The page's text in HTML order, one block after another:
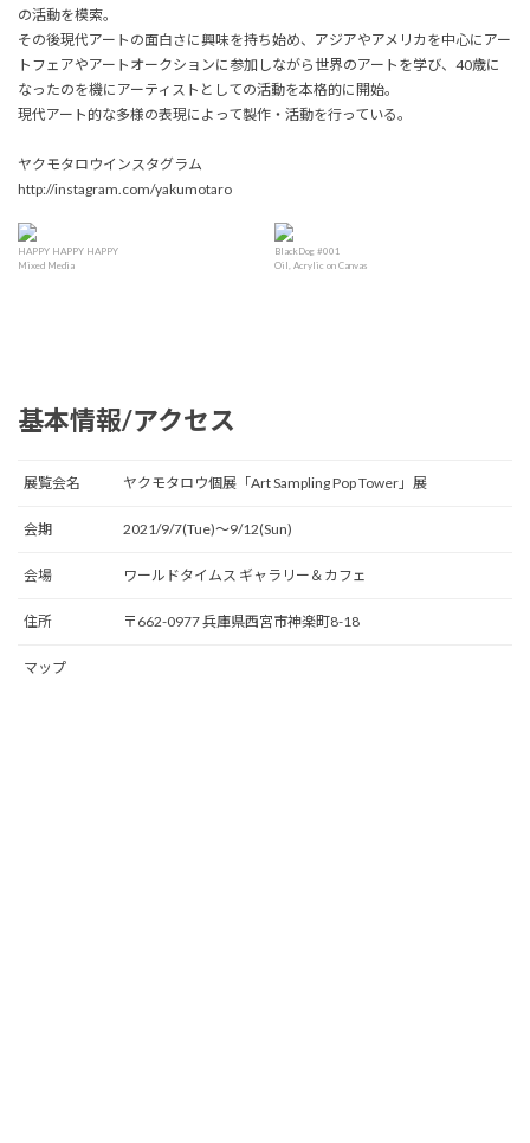
の活動を模索。
その後現代アートの面白さに興味を持ち始め、アジアやアメリカを中心にアー
トフェアやアートオークションに参加しながら世界のアートを学び、40歳に
なったのを機にアーティストとしての活動を本格的に開始。
現代アート的な多様の表現によって製作・活動を行っている。
ヤクモタロウインスタグラム
http://instagram.com/yakumotaro
HAPPY HAPPY HAPPY
Mixed Media
BlackDog #001
Oil, Acrylic on Canvas
基本情報/アクセス
展覧会名 ヤクモタロウ個展「Art Sampling Pop Tower」展
会期 2021/9/7(Tue)〜9/12(Sun)
会場 ワールドタイムス ギャラリー＆カフェ
住所 〒662-0977 兵庫県西宮市神楽町8-18
マップ